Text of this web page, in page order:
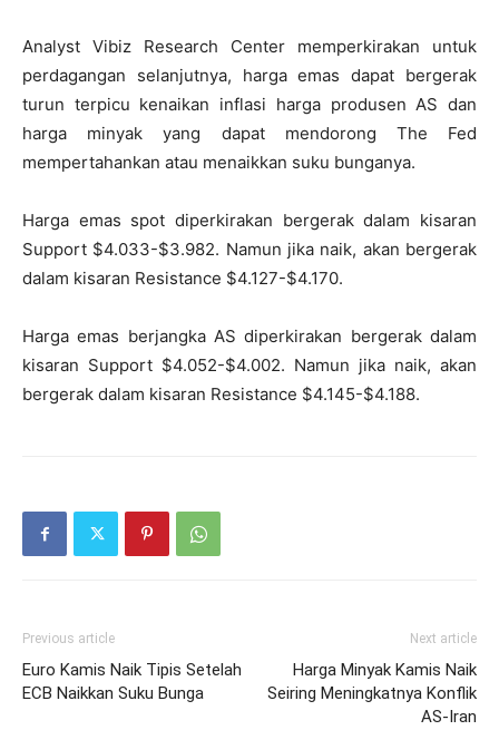
Analyst Vibiz Research Center memperkirakan untuk
perdagangan selanjutnya, harga emas dapat bergerak
turun terpicu kenaikan inflasi harga produsen AS dan
harga minyak yang dapat mendorong The Fed
mempertahankan atau menaikkan suku bunganya.
Harga emas spot diperkirakan bergerak dalam kisaran
Support $4.033-$3.982. Namun jika naik, akan bergerak
dalam kisaran Resistance $4.127-$4.170.
Harga emas berjangka AS diperkirakan bergerak dalam
kisaran Support $4.052-$4.002. Namun jika naik, akan
bergerak dalam kisaran Resistance $4.145-$4.188.
Previous article
Euro Kamis Naik Tipis Setelah
ECB Naikkan Suku Bunga
Next article
Harga Minyak Kamis Naik
Seiring Meningkatnya Konflik
AS-Iran